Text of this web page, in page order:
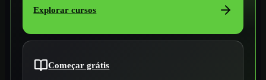
Explorar cursos
Começar grátis